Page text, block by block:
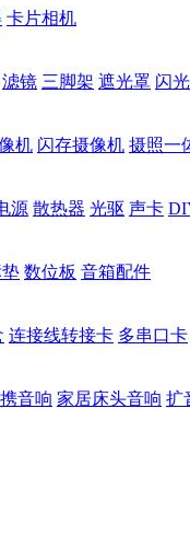
卡片相机
滤镜 三脚架 遮光罩 闪
机 闪存摄像机 摄照一
源 散热器 光驱 声卡
数位板 音箱配件
连接线转接卡 多串口卡
音响 家居床头音响 扩